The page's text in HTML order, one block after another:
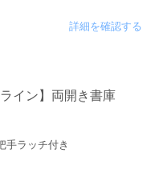
詳細を確認する
ライン】両開き書庫
ラッチ付き